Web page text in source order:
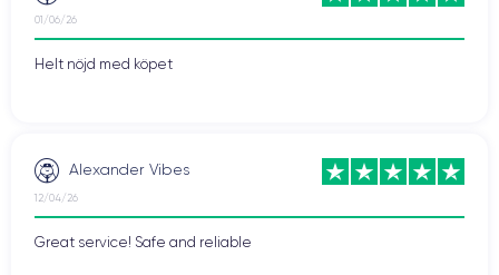
01/06/26
Helt nöjd med köpet
Alexander Vibes
12/04/26
Great service! Safe and reliable